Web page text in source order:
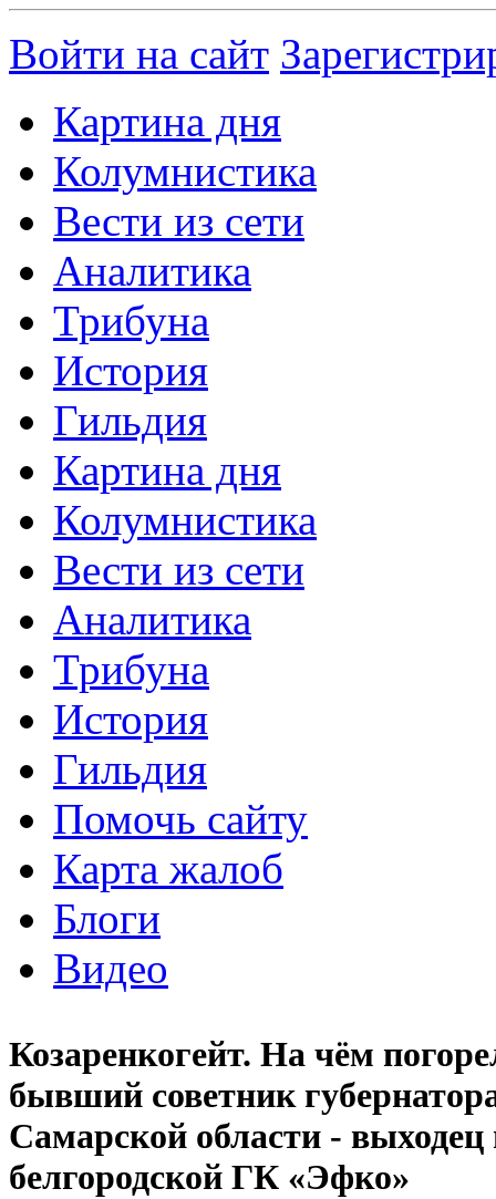
Войти на сайт
Картина дня
Колумнистика
Вести из сети
Аналитика
Трибуна
История
Гильдия
Картина дня
Колумнистика
Вести из сети
Аналитика
Трибуна
История
Гильдия
Помочь сайту
Карта жалоб
Блоги
Видео
Козаренкогейт. На чём
бывший советник
Самарской области - выходец
белгородской ГК «Эфко»